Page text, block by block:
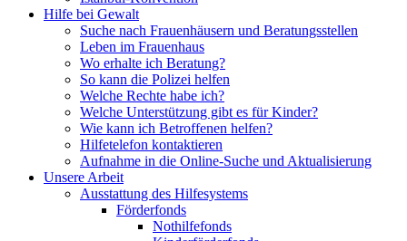
Hilfe bei Gewalt
Suche nach Frauenhäusern und Beratungsstellen
Leben im Frauenhaus
Wo erhalte ich Beratung?
So kann die Polizei helfen
Welche Rechte habe ich?
Welche Unterstützung gibt es für Kinder?
Wie kann ich Betroffenen helfen?
Hilfetelefon kontaktieren
Aufnahme in die Online-Suche und Aktualisierung
Unsere Arbeit
Ausstattung des Hilfesystems
Förderfonds
Nothilfefonds